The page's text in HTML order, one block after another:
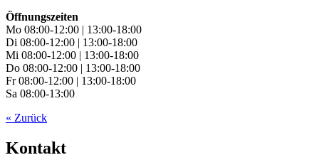
Öffnungszeiten
Mo 08:00-12:00 | 13:00-18:00
Di 08:00-12:00 | 13:00-18:00
Mi 08:00-12:00 | 13:00-18:00
Do 08:00-12:00 | 13:00-18:00
Fr 08:00-12:00 | 13:00-18:00
Sa 08:00-13:00
« Zurück
Kontakt